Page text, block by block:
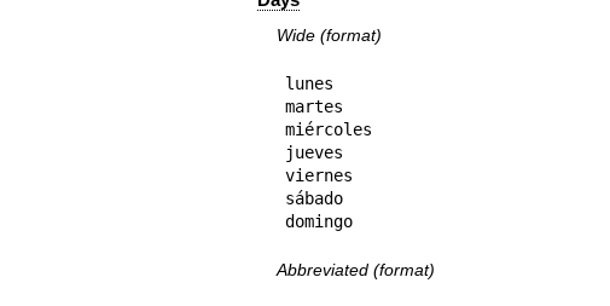
Wide (format)
lunes
martes
miércoles
jueves
viernes
sábado
domingo
Abbreviated (format)